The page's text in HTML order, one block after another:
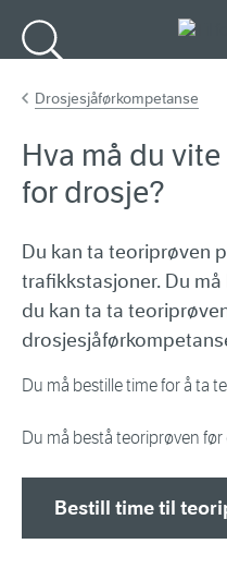
Drosjesjåførkompetanse
Hva må du
for drosje?
Du kan ta teoriprøven
trafikkstasjoner. Du
du kan ta ta
Du må bestille time for å ta
Du må bestå teoriprøven
Bestill time til